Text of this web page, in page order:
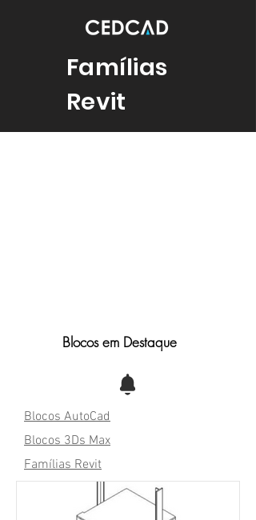
Famílias
Revit
Blocos em Destaque
Blocos AutoCad
Blocos 3Ds Max
Famílias Revit